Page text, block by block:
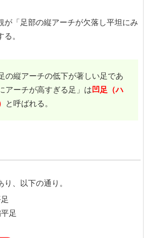
が「足部の縦アーチが欠落し平坦にみ
。
の縦アーチの低下が著しい足であ
アーチが高すぎる足」は 凹足（ハ
と呼ばれる。
、以下の通り。
足